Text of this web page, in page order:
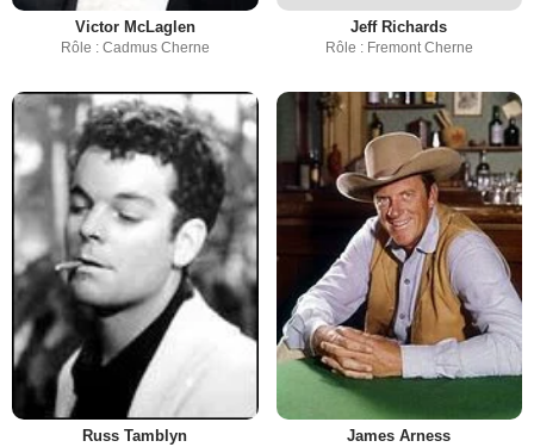
Victor McLaglen
Rôle : Cadmus Cherne
Jeff Richards
Rôle : Fremont Cherne
Russ Tamblyn James Arness